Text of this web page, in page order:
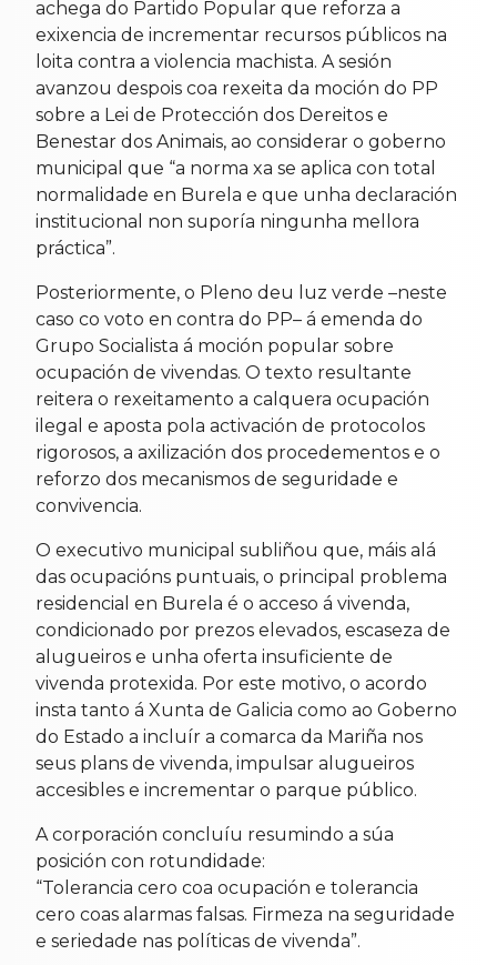
achega do Partido Popular que reforza a
exixencia de incrementar recursos públicos na
loita contra a violencia machista. A sesión
avanzou despois coa rexeita da moción do PP
sobre a Lei de Protección dos Dereitos e
Benestar dos Animais, ao considerar o goberno
municipal que “a norma xa se aplica con total
normalidade en Burela e que unha declaración
institucional non suporía ningunha mellora
práctica”.
Posteriormente, o Pleno deu luz verde –neste
caso co voto en contra do PP– á emenda do
Grupo Socialista á moción popular sobre
ocupación de vivendas. O texto resultante
reitera o rexeitamento a calquera ocupación
ilegal e aposta pola activación de protocolos
rigorosos, a axilización dos procedementos e o
reforzo dos mecanismos de seguridade e
convivencia.
O executivo municipal subliñou que, máis alá
das ocupacións puntuais, o principal problema
residencial en Burela é o acceso á vivenda,
condicionado por prezos elevados, escaseza de
alugueiros e unha oferta insuficiente de
vivenda protexida. Por este motivo, o acordo
insta tanto á Xunta de Galicia como ao Goberno
do Estado a incluír a comarca da Mariña nos
seus plans de vivenda, impulsar alugueiros
accesibles e incrementar o parque público.
A corporación concluíu resumindo a súa
posición con rotundidade:
“Tolerancia cero coa ocupación e tolerancia
cero coas alarmas falsas. Firmeza na seguridade
e seriedade nas políticas de vivenda”.